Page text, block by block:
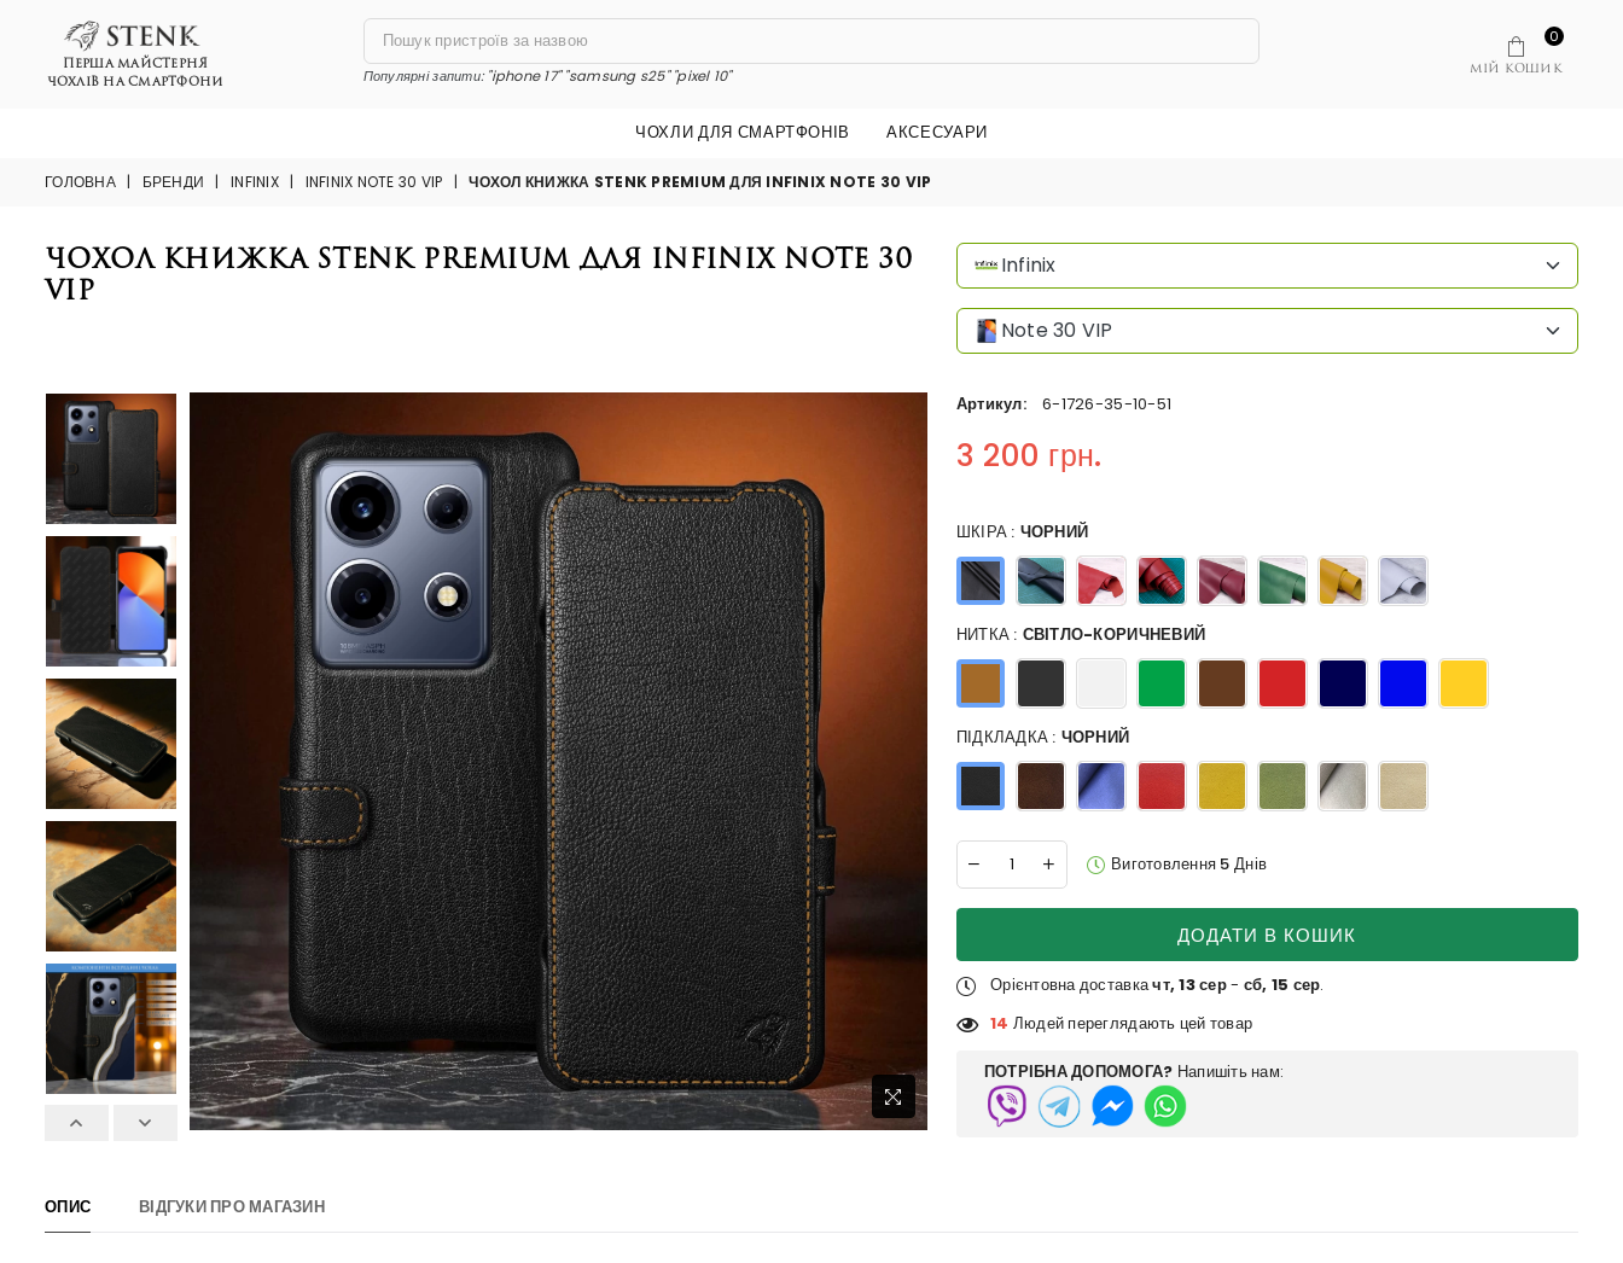
ПЕРША МАЙСТЕРНЯ
ЧОХЛІВ НА СМАРТФОНИ
Популярні запити:"iphone 17" "samsung s25" "pixel 10" МІЙ КОШИК
0
ЧОХЛИ ДЛЯ СМАРТФОНІВ АКСЕСУАРИ
ГОЛОВНА | БРЕНДИ | INFINIX | INFINIX NOTE 30 VIP | ЧОХОЛ КНИЖКА STENK PREMIUM ДЛЯ INFINIX NOTE 30 VIP
Чохол книжка Stenk Premium для Infinix Note 30
VIP
Infinix
Note 30 VIP
Артикул: 6-1726-35-10-51
Regular price
3 200 грн.
ШКІРА : ЧОРНИЙ
НИТКА : СВІТЛО-КОРИЧНЕВИЙ
ПІДКЛАДКА : ЧОРНИЙ
Виготовлення 5 Днів
ДОДАТИ В КОШИК
Орієнтовна доставкачт, 13 сер- сб, 15 сер.
14 Людей переглядають цей товар
ПОТРІБНА ДОПОМОГА? Напишіть нам:
ОПИС ВІДГУКИ ПРО МАГАЗИН